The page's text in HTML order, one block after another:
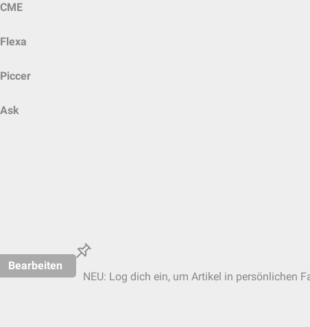
CME
Flexa
Piccer
Ask
Bearbeiten
NEU: Log dich ein, um Artikel in persönlichen